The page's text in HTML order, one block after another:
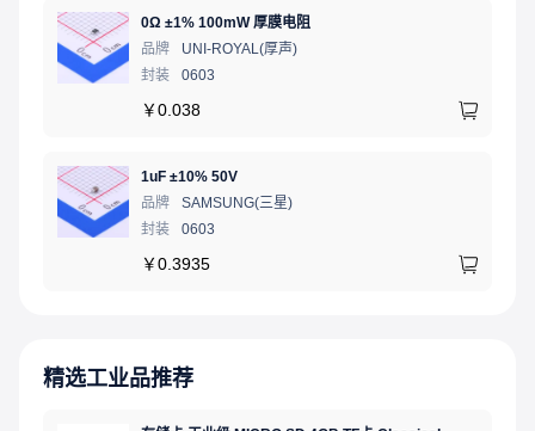
0Ω ±1% 100mW 厚膜电阻
品牌
UNI-ROYAL(厚声)
封装
0603
￥0.038
1uF ±10% 50V
品牌
SAMSUNG(三星)
封装
0603
￥0.3935
精选工业品推荐